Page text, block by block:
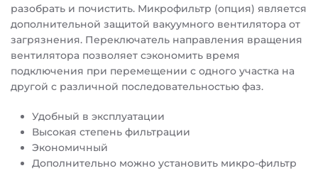
разобрать и почистить. Микрофильтр (опция) является
дополнительной защитой вакуумного вентилятора от
загрязнения. Переключатель направления вращения
вентилятора позволяет сэкономить время
подключения при перемещении с одного участка на
другой с различной последовательностью фаз.
Удобный в эксплуатации
Высокая степень фильтрации
Экономичный
Дополнительно можно установить микро-фильтр